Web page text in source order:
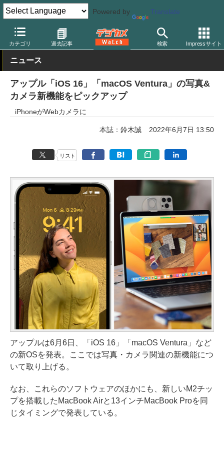
Powered by Translate
カテゴリ 過去記事 検索 Impressサイト
デジカメ Watch PC/モバイル関連 アプリ/ソフトウェア アップ
ニュース
アップル「iOS 16」「macOS Ventura」の写真&
カメラ新機能をピックアップ
iPhoneがWebカメラに
本誌：鈴木誠 2022年6月7日 13:50
リスト
アップルは6月6日、「iOS 16」「macOS Ventura」など
の新OSを発表。ここでは写真・カメラ関連の新機能につ
いて取り上げる。
なお、これらのソフトウェアのほかにも、新しいM2チッ
プを搭載したMacBook Airと13インチMacBook Proを同
じタイミングで発表している。